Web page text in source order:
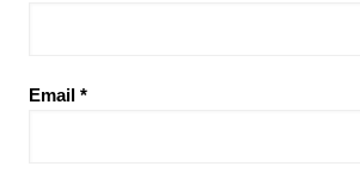
Email *